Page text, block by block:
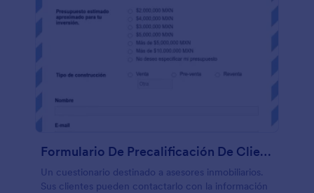
Formulario De Precalificación De Clientes De Bienes Raíces
Un cuestionario destinado a asesores inmobiliarios.
Sus clientes pueden contactarlo con la información